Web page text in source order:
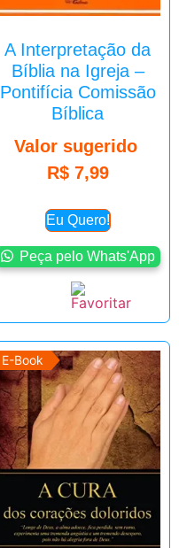
A Interpretação da
Bíblia na Igreja –
Pontifícia Comissão
Bíblica
Valor sugerido
R$7,99
Eu Quero!
Peça pelo Whats'App
E-Book